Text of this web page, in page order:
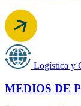
Logística y
MEDIOS DE